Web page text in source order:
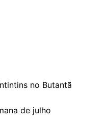
no Butantã
de julho